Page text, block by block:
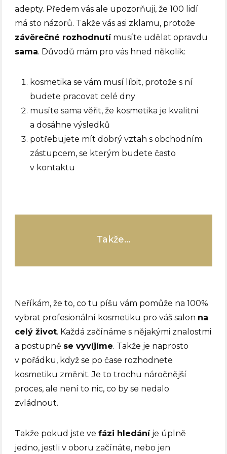
adepty. Předem vás ale upozorňuji, že 100 lidí
má sto názorů. Takže vás asi zklamu, protože
závěrečné rozhodnutímusíte udělat opravdu
sama. Důvodů mám pro vás hned několik:
kosmetika se vám musí líbit, protože s ní
budete pracovat celé dny
musíte sama věřit, že kosmetika je kvalitní
a dosáhne výsledků
potřebujete mít dobrý vztah s obchodním
zástupcem, se kterým budete často
v kontaktu
Takže…
Neříkám, že to, co tu píšu vám pomůže na 100%
vybrat profesionální kosmetiku pro váš salon na
celý život. Každá začínáme s nějakými znalostmi
a postupně se vyvíjíme. Takže je naprosto
v pořádku, když se po čase rozhodnete
kosmetiku změnit. Je to trochu náročnější
proces, ale není to nic, co by se nedalo
zvládnout.
Takže pokud jste vefázi hledáníje úplně
jedno, jestli v oboru začínáte, nebo jen